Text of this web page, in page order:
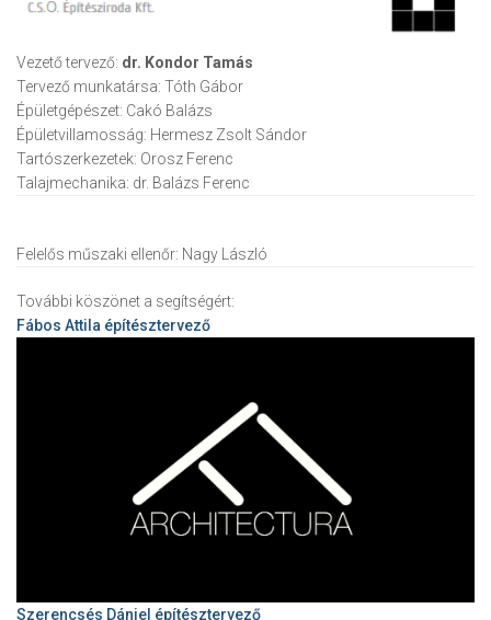
Vezető tervező: dr. Kondor Tamás
Tervező munkatársa: Tóth Gábor
Épületgépészet: Cakó Balázs
Épületvillamosság: Hermesz Zsolt Sándor
Tartószerkezetek: Orosz Ferenc
Talajmechanika: dr. Balázs Ferenc
Felelős műszaki ellenőr: Nagy László
További köszönet a segítségért:
Fábos Attila építésztervező
Szerencsés Dániel építésztervező